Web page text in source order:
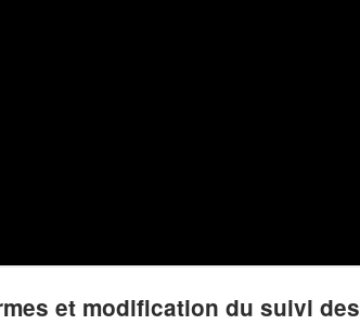
et modification du suivi des